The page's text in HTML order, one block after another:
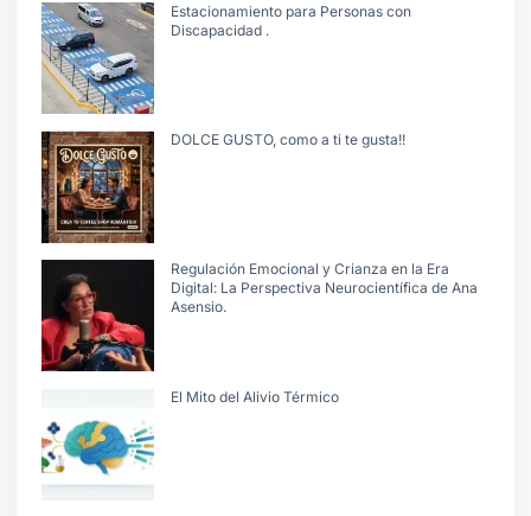
Estacionamiento para Personas con
Discapacidad .
DOLCE GUSTO, como a ti te gusta!!
Regulación Emocional y Crianza en la Era
Digital: La Perspectiva Neurocientífica de Ana
Asensio.
El Mito del Alivio Térmico